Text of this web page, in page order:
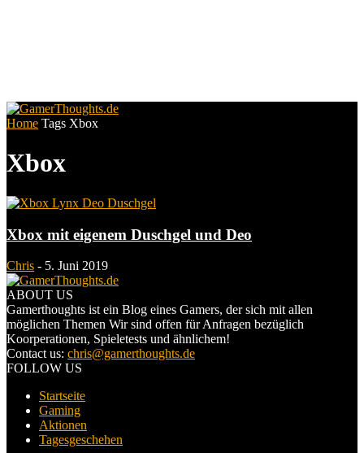
Home Tags Xbox
Xbox
Xbox mit eigenem Duschgel und Deo
Chris - 5. Juni 2019
ABOUT US
Gamerthoughts ist ein Blog eines Gamers, der sich mit allen
möglichen Themen Wir sind offen für Anfragen bezüglich
Koorperationen, Spieletests und ähnlichem!
Contact us: chris@gamerthoughts.de
FOLLOW US
Startseite
Gaming
Aktionen
Tagesgeschehen